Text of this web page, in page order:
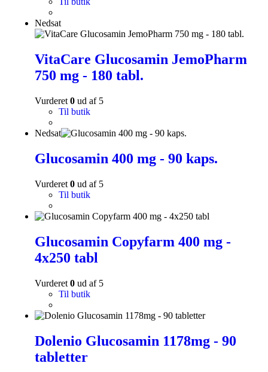
Nedsat
VitaCare Glucosamin JemoPharm
750 mg - 180 tabl.
Vurderet 0 ud af 5
Til butik
Nedsat
Glucosamin 400 mg - 90 kaps.
Vurderet 0 ud af 5
Til butik
Glucosamin Copyfarm 400 mg -
4x250 tabl
Vurderet 0 ud af 5
Til butik
Dolenio Glucosamin 1178mg - 90
tabletter